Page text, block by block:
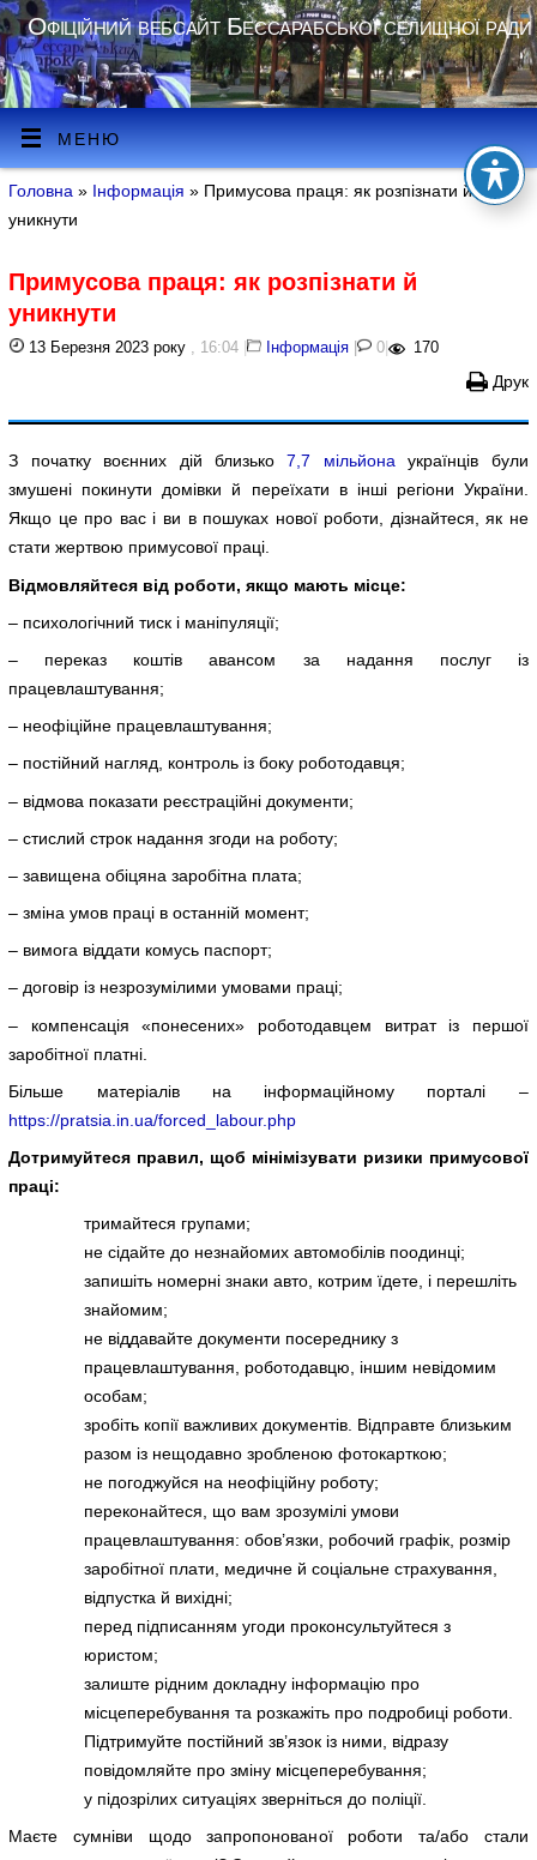
Офіційний вебсайт Бессарабської селищної ради
МЕНЮ
Головна » Інформація » Примусова праця: як розпізнати й
уникнути
Примусова праця: як розпізнати й
уникнути
13 Березня 2023 року , 16:04 | Інформація | 0 | 170
Друк
З початку воєнних дій близько7,7 мільйонаукраїнців були
змушені покинути домівки й переїхати в інші регіони України.
Якщо це про вас і ви в пошуках нової роботи, дізнайтеся, як не
стати жертвою примусової праці.
Відмовляйтеся від роботи, якщо мають місце:
– психологічний тиск і маніпуляції;
– переказ коштів авансом за надання послуг із
працевлаштування;
– неофіційне працевлаштування;
– постійний нагляд, контроль із боку роботодавця;
– відмова показати реєстраційні документи;
– стислий строк надання згоди на роботу;
– завищена обіцяна заробітна плата;
– зміна умов праці в останній момент;
– вимога віддати комусь паспорт;
– договір із незрозумілими умовами праці;
– компенсація «понесених» роботодавцем витрат із першої
заробітної платні.
Більше матеріалів на інформаційному порталі –
https://pratsia.in.ua/forced_labour.php
Дотримуйтеся правил, щоб мінімізувати ризики примусової
праці:
тримайтеся групами;
не сідайте до незнайомих автомобілів поодинці;
запишіть номерні знаки авто, котрим їдете, і перешліть
знайомим;
не віддавайте документи посереднику з
працевлаштування, роботодавцю, іншим невідомим
особам;
зробіть копії важливих документів. Відправте близьким
разом із нещодавно зробленою фотокарткою;
не погоджуйся на неофіційну роботу;
переконайтеся, що вам зрозумілі умови
працевлаштування: обов’язки, робочий графік, розмір
заробітної плати, медичне й соціальне страхування,
відпустка й вихідні;
перед підписанням угоди проконсультуйтеся з
юристом;
залиште рідним докладну інформацію про
місцеперебування та розкажіть про подробиці роботи.
Підтримуйте постійний зв’язок із ними, відразу
повідомляйте про зміну місцеперебування;
у підозрілих ситуаціях зверніться до поліції.
Маєте сумніви щодо запропонованої роботи та/або стали